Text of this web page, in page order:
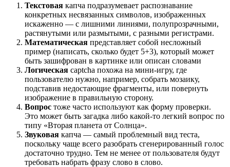
Текстовая капча подразумевает распознавание
конкретных несвязанных символов, изображенных
искаженно — с лишними линиями, полупрозрачными,
растянутыми или размытыми, с разными регистрами.
Математическая представляет собой несложный
пример (написать, сколько будет 5+3), который может
быть зашифрован в картинке или описан словами
Логическая captcha похожа на мини-игру, где
пользователю нужно, например, собрать мозаику,
подставив недостающие фрагменты, или повернуть
изображение в правильную сторону.
Вопрос тоже часто используют как форму проверки.
Это может быть загадка либо какой-то легкий вопрос по
типу «Вторая планета от Солнца».
Звуковая капча — самый проблемный вид теста,
поскольку чаще всего разобрать сгенерированный голос
достаточно трудно. Тем не менее от пользователя будут
требовать набрать фразу слово в слово.